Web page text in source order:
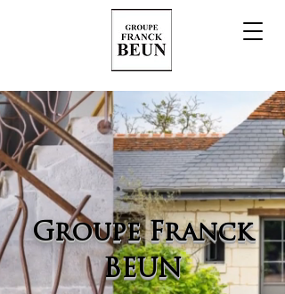
Groupe Franck
BEUN